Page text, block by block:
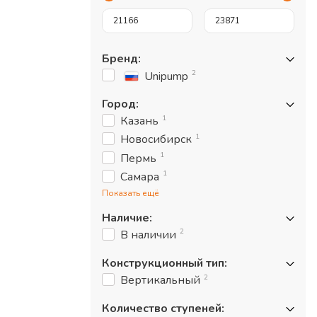
Бренд:
Unipump 2
Город:
Казань 1
Новосибирск 1
Пермь 1
Самара 1
Показать ещё
Наличие:
В наличии 2
Конструкционный тип:
Вертикальный 2
Количество ступеней: